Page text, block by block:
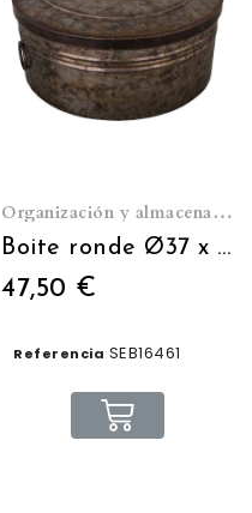
Organización y almacenamiento
Boite ronde Ø37 x H16 avec couvercle
47,50 €
Referencia SEB16461